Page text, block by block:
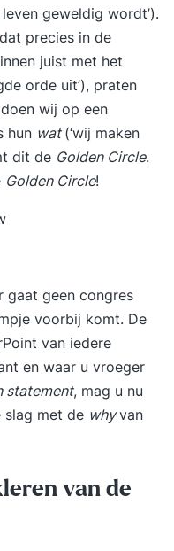
geweldig wordt’).
precies in de
juist met het
orde uit’), praten
doen wij op een
hun wat (‘wij maken
dit de Golden Circle.
Golden Circle!
gaat geen congres
voorbij komt. De
van iedere
en waar u vroeger
statement, mag u nu
slag met de whyvan
van de